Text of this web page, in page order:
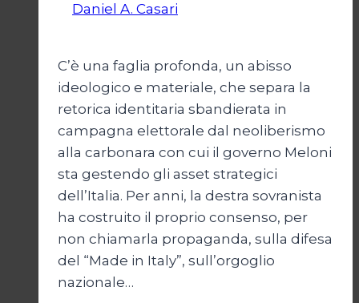
Daniel A. Casari
C’è una faglia profonda, un abisso
ideologico e materiale, che separa la
retorica identitaria sbandierata in
campagna elettorale dal neoliberismo
alla carbonara con cui il governo Meloni
sta gestendo gli asset strategici
dell’Italia. Per anni, la destra sovranista
ha costruito il proprio consenso, per
non chiamarla propaganda, sulla difesa
del “Made in Italy”, sull’orgoglio
nazionale…